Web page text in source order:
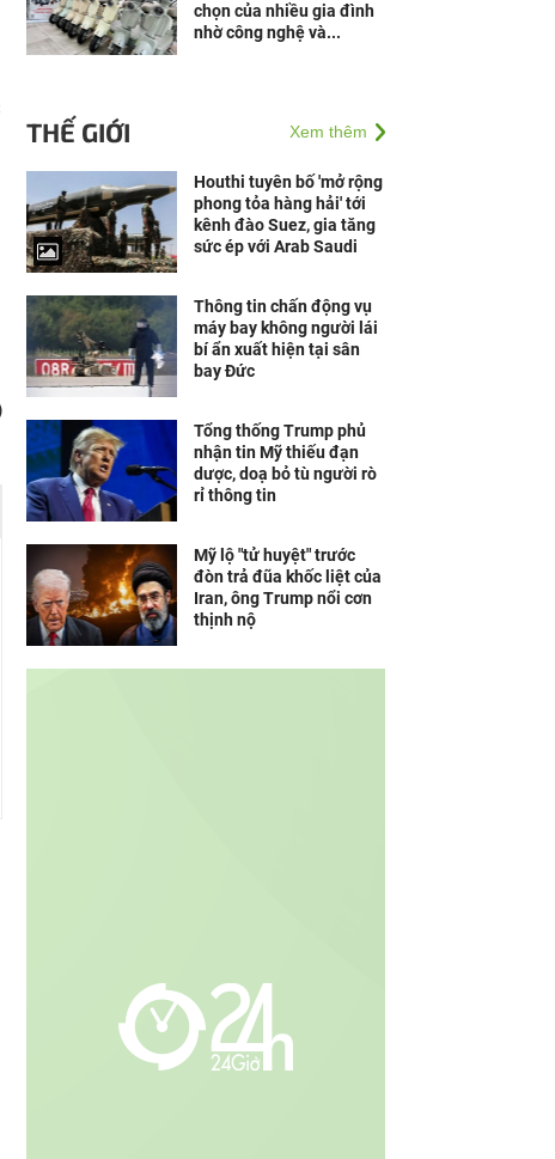
chọn của nhiều gia đình
nhờ công nghệ và...
THẾ GIỚI Xem thêm
Houthi tuyên bố 'mở rộng
phong tỏa hàng hải' tới
kênh đào Suez, gia tăng
sức ép với Arab Saudi
Thông tin chấn động vụ
máy bay không người lái
bí ẩn xuất hiện tại sân
bay Đức
Tổng thống Trump phủ
nhận tin Mỹ thiếu đạn
dược, doạ bỏ tù người rò
rỉ thông tin
Mỹ lộ "tử huyệt" trước
đòn trả đũa khốc liệt của
Iran, ông Trump nổi cơn
thịnh nộ